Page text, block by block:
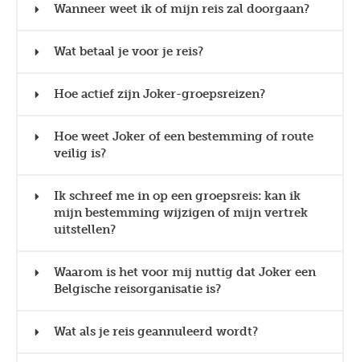
Wanneer weet ik of mijn reis zal doorgaan?
Wat betaal je voor je reis?
Hoe actief zijn Joker-groepsreizen?
Hoe weet Joker of een bestemming of route
veilig is?
Ik schreef me in op een groepsreis: kan ik
mijn bestemming wijzigen of mijn vertrek
uitstellen?
Waarom is het voor mij nuttig dat Joker een
Belgische reisorganisatie is?
Wat als je reis geannuleerd wordt?